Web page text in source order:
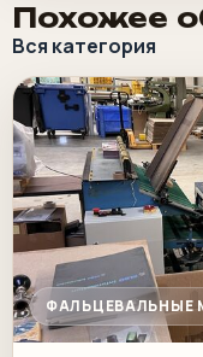
Похожее
Вся категория
ФАЛЬЦЕВАЛЬНЫЕ